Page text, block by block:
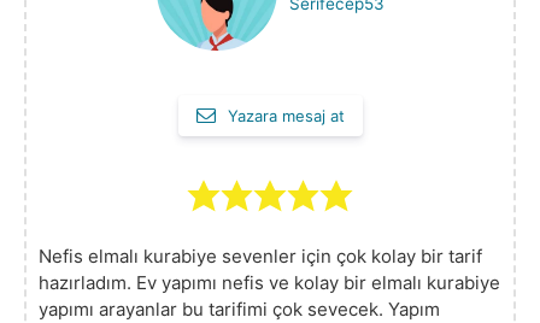
Yazara mesaj at
Nefis elmalı kurabiye sevenler için çok kolay bir tarif
hazırladım. Ev yapımı nefis ve kolay bir elmalı kurabiye
yapımı arayanlar bu tarifimi çok sevecek. Yapım